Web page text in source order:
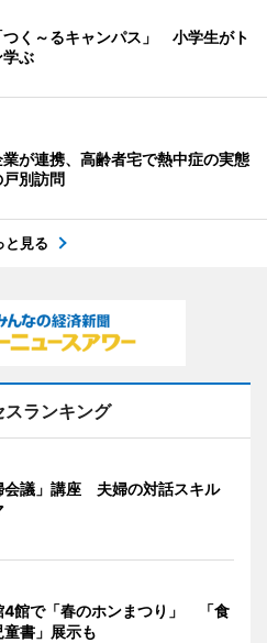
つく～るキャンパス」 小学生がト
学ぶ
が連携、高齢者宅で熱中症の実態
別訪問
と見る
スランキング
会議」講座 夫婦の対話スキル
4館で「春のホンまつり」 「食
書」展示も